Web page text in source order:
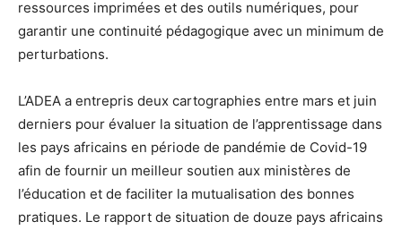
ressources imprimées et des outils numériques, pour
garantir une continuité pédagogique avec un minimum de
perturbations.
L’ADEA a entrepris deux cartographies entre mars et juin
derniers pour évaluer la situation de l’apprentissage dans
les pays africains en période de pandémie de Covid-19
afin de fournir un meilleur soutien aux ministères de
l’éducation et de faciliter la mutualisation des bonnes
pratiques. Le rapport de situation de douze pays africains